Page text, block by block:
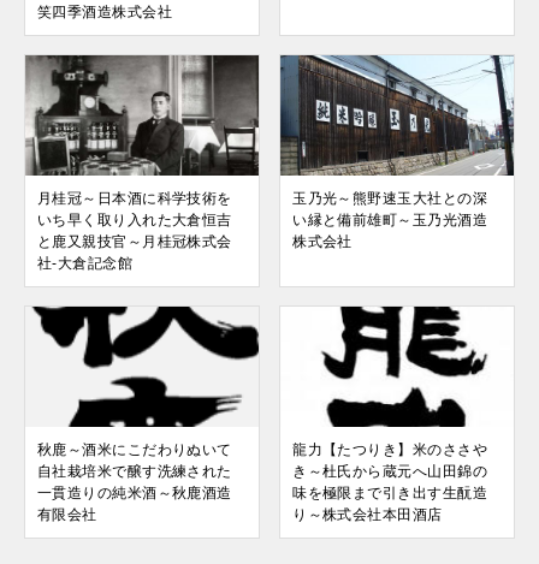
笑四季酒造株式会社
月桂冠～日本酒に科学技術を
いち早く取り入れた大倉恒吉
と鹿又親技官～月桂冠株式会
社-大倉記念館
玉乃光～熊野速玉大社との深
い縁と備前雄町～玉乃光酒造
株式会社
秋鹿～酒米にこだわりぬいて
自社栽培米で醸す洗練された
一貫造りの純米酒～秋鹿酒造
有限会社
龍力【たつりき】米のささや
き～杜氏から蔵元へ山田錦の
味を極限まで引き出す生酛造
り～株式会社本田酒店